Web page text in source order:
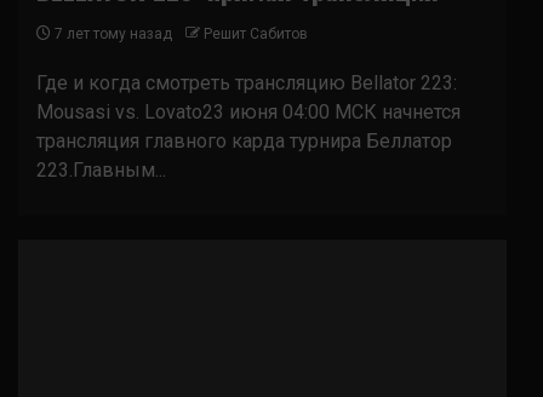
7 лет тому назад Решит Сабитов
Где и когда смотреть трансляцию Bellator 223:
Mousasi vs. Lovato23 июня 04:00 МСК начнется
трансляция главного карда турнира Беллатор
223.Главным...